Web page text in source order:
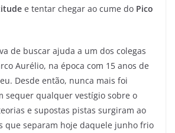
e tentar chegar ao cume do Pico
de buscar ajuda a um dos colegas
Aurélio, na época com 15 anos de
Desde então, nunca mais foi
sequer qualquer vestígio sobre o
e supostas pistas surgiram ao
que separam hoje daquele junho frio